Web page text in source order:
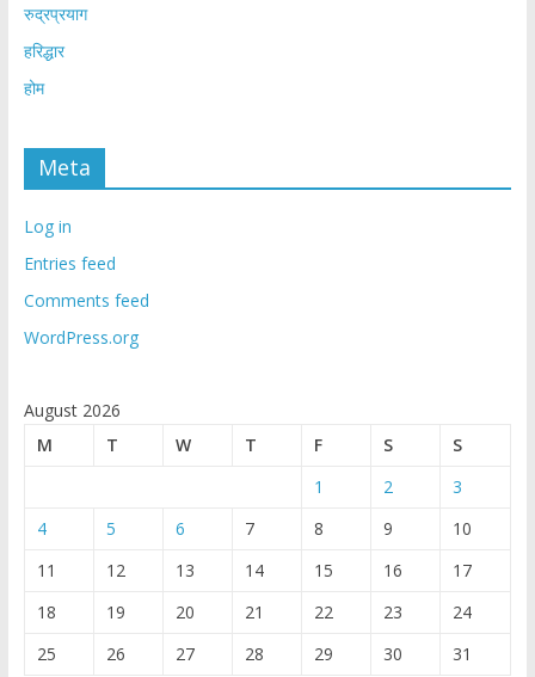
रुद्रप्रयाग
हरिद्धार
होम
Meta
Log in
Entries feed
Comments feed
WordPress.org
August 2026
M
T W T F S
S
1
2
3
4
5 6 7 8 9
10
11
12 13 14 15 16
17
18
19 20 21 22 23
24
25
26 27 28 29 30 31